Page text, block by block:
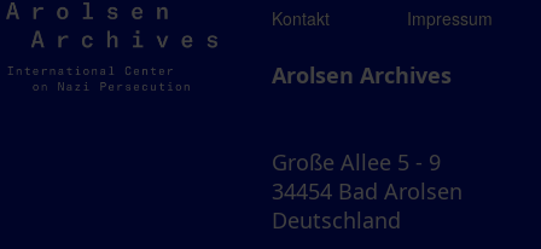
Arolsen
Archives
Kontakt Impressum
Arolsen Archives
Große Allee 5 - 9
34454 Bad Arolsen
Deutschland